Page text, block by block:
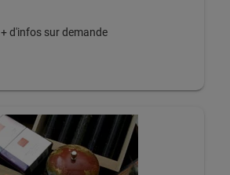
+ d'infos sur demande